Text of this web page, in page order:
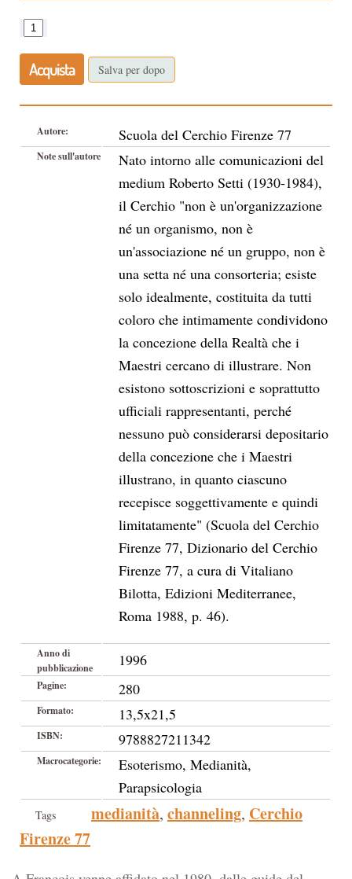
Acquista Salva per dopo
Autore: Scuola del Cerchio Firenze 77
Note sull'autore
Nato intorno alle comunicazioni del
medium Roberto Setti (1930-1984),
il Cerchio "non è un'organizzazione
né un organismo, non è
un'associazione né un gruppo, non è
una setta né una consorteria; esiste
solo idealmente, costituita da tutti
coloro che intimamente condividono
la concezione della Realtà che i
Maestri cercano di illustrare. Non
esistono sottoscrizioni e soprattutto
ufficiali rappresentanti, perché
nessuno può considerarsi depositario
della concezione che i Maestri
illustrano, in quanto ciascuno
recepisce soggettivamente e quindi
limitatamente" (Scuola del Cerchio
Firenze 77, Dizionario del Cerchio
Firenze 77, a cura di Vitaliano
Bilotta, Edizioni Mediterranee,
Roma 1988, p. 46).
Anno di
pubblicazione
1996
Pagine: 280
Formato: 13,5x21,5
ISBN: 9788827211342
Macrocategorie:
Esoterismo, Medianità,
Parapsicologia
Tags medianità, channeling, Cerchio
Firenze 77